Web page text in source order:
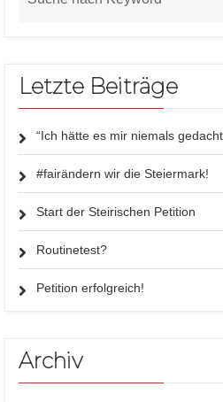
Letzte Beiträge
“Ich hätte es mir niemals
#fairändern wir die Steiermark!
Start der Steirischen Petition
Routinetest?
Petition erfolgreich!
Archiv